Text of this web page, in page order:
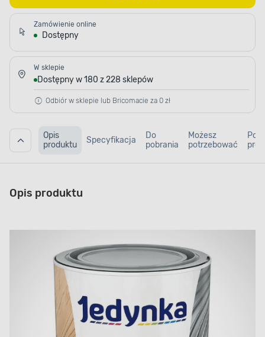
Zamówienie online
Dostępny
W sklepie
Dostępny w 180 z 228 sklepów
Odbiór w sklepie lub Bricomacie za 0 zł
Opis
produktu
Specyfikacja
Do
pobrania
Możesz
potrzebować
Opis produktu